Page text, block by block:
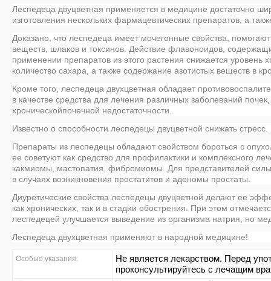
Леспедеца двуцветная применяется в медицине достаточно
изготовления нескольких фармацевтических препаратов, а
Доказано, что леспедеца имеет мочегонные свойства,
веществ, шлаков и токсинов. Действие флавоноидов,
применении препаратов из этого растения снижается уровень
количество сахара, а также содержание азотистых веществ в
Кроме того, леспедеца двухцветная обладает
в качестве средства для лечения различных заболеваний
хроническойпочечной недостаточности.
Известно о способности леспедецы двуцветной снижать стресс.
Препараты из леспедецы обладают свойством бороться с
ее советуют как средство для профилактики и комплексного
какмиомы, мастопатия, фибромиомы. Для представителей
в случаях возникновения простатитов и аденомы простаты.
Диуретические свойства леспедецы двуцветной делают ее
как хронических, так и в стадии обострения. При этом
леспедецей улучшается выведение из организма натрия, но
Леспедеца двухцветная применяют в народной медицине!
Особые указания:
Не является лекарством. Перед
проконсультируйтесь с лечащим